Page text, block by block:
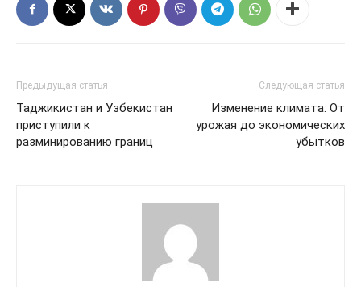
Предыдущая статья
Таджикистан и Узбекистан
приступили к
разминированию границ
Следующая статья
Изменение климата: От
урожая до экономических
убытков